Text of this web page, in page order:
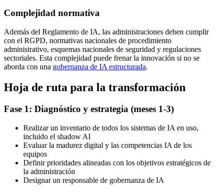
Complejidad normativa
Además del Reglamento de IA, las administraciones deben cumplir
con el RGPD, normativas nacionales de procedimiento
administrativo, esquemas nacionales de seguridad y regulaciones
sectoriales. Esta complejidad puede frenar la innovación si no se
aborda con una gobernanza de IA estructurada.
Hoja de ruta para la transformación
Fase 1: Diagnóstico y estrategia (meses 1-3)
Realizar un inventario de todos los sistemas de IA en uso,
incluido el shadow AI
Evaluar la madurez digital y las competencias IA de los
equipos
Definir prioridades alineadas con los objetivos estratégicos de
la administración
Designar un responsable de gobernanza de IA